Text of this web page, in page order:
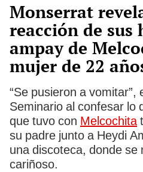
Monserrat
reacción de sus
ampay de
mujer de 22
“Se pusieron a
Seminario al confesar lo
que tuvo con Melcochita
su padre junto a Heydi
una discoteca, donde se
cariñoso.